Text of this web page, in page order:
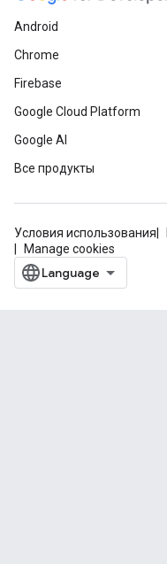
Android
Chrome
Firebase
Google Cloud Platform
Google AI
Все продукты
Условия использования
Manage cookies